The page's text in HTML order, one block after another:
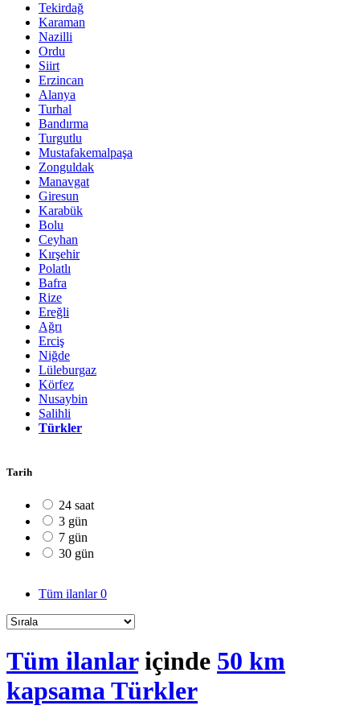
Tekirdağ
Karaman
Nazilli
Ordu
Siirt
Erzincan
Alanya
Turhal
Bandırma
Turgutlu
Mustafakemalpaşa
Zonguldak
Manavgat
Giresun
Karabük
Bolu
Ceyhan
Kırşehir
Polatlı
Bafra
Rize
Ereğli
Ağrı
Erciş
Niğde
Lüleburgaz
Körfez
Nusaybin
Salihli
Türkler
Tarih
24 saat
3 gün
7 gün
30 gün
Tüm ilanlar0
Tüm ilanlariçinde 50 km
kapsama Türkler